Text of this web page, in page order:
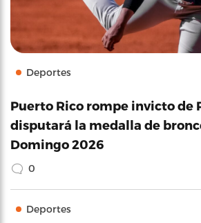
Deportes
Puerto Rico rompe invicto de
disputará la medalla de
Domingo 2026
0
Deportes